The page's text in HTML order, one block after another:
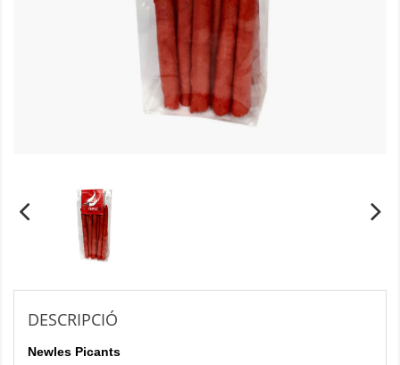
DESCRIPCIÓ
Newles Picants